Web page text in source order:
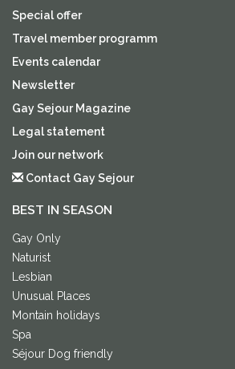
Special offer
Travel member programm
Events calendar
Newsletter
Gay Sejour Magazine
Legal statement
Join our network
Contact Gay Sejour
BEST IN SEASON
Gay Only
Naturist
Lesbian
Unusual Places
Montain holidays
Spa
Séjour Dog friendly